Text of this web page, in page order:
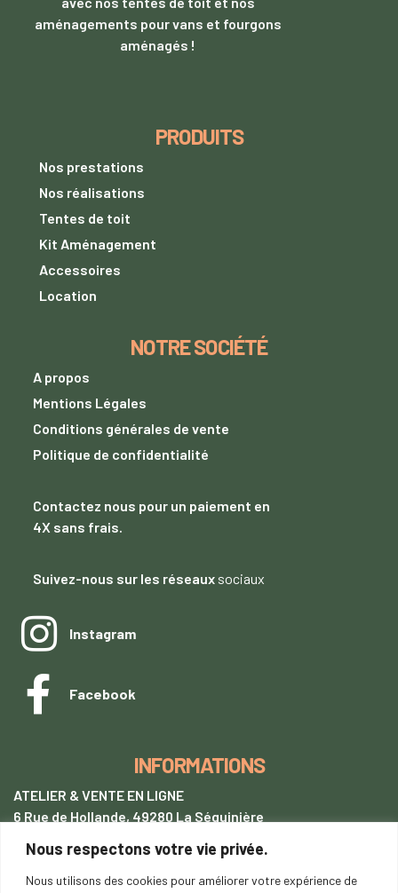
Nous respectons votre vie privée.
Nous utilisons des cookies pour améliorer votre expérience de
aménagements pour vans et fourgons
aménagés !
PRODUITS
Nos prestations
Nos réalisations
Tentes de toit
Kit Aménagement
Accessoires
Location
NOTRE SOCIÉTÉ
A propos
Mentions Légales
Conditions générales de vente
Politique de confidentialité
Contactez nous pour un paiement en
4X sans frais.
Suivez-nous sur les réseaux sociaux
Instagram
Facebook
INFORMATIONS
ATELIER & VENTE EN LIGNE
6 Rue de Hollande, 49280 La Séguinière
+33 (0)7 62 28 54 94
tentetoit@gmail.com